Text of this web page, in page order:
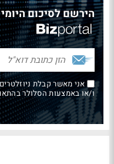
הירשם לסיכום
אני מאשר קבלת
ו/או באמצעות הסלולר בהתאם למפורט